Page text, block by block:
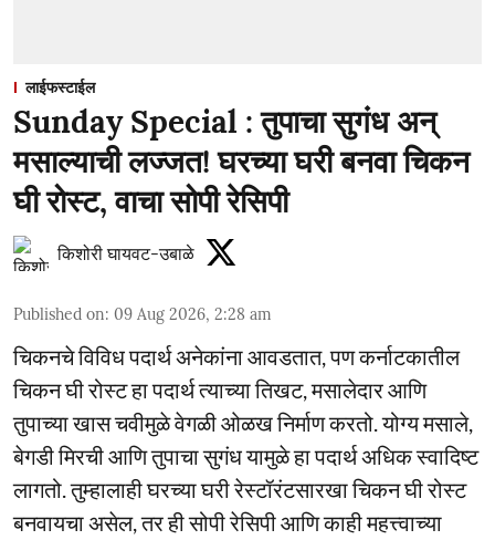
लाईफस्टाईल
Sunday Special : तुपाचा सुगंध अन्
मसाल्याची लज्जत! घरच्या घरी बनवा चिकन
घी रोस्ट, वाचा सोपी रेसिपी
किशोरी घायवट-उबाळे
Published on: 09 Aug 2026, 2:28 am
चिकनचे विविध पदार्थ अनेकांना आवडतात, पण कर्नाटकातील
चिकन घी रोस्ट हा पदार्थ त्याच्या तिखट, मसालेदार आणि
तुपाच्या खास चवीमुळे वेगळी ओळख निर्माण करतो. योग्य मसाले,
बेगडी मिरची आणि तुपाचा सुगंध यामुळे हा पदार्थ अधिक स्वादिष्ट
लागतो. तुम्हालाही घरच्या घरी रेस्टॉरंटसारखा चिकन घी रोस्ट
बनवायचा असेल, तर ही सोपी रेसिपी आणि काही महत्त्वाच्या